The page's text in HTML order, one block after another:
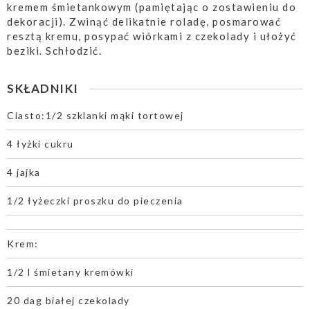
kremem śmietankowym (pamiętając o zostawieniu do
dekoracji). Zwinąć delikatnie roladę, posmarować
resztą kremu, posypać wiórkami z czekolady i ułożyć
beziki. Schłodzić.
SKŁADNIKI
Ciasto:1/2 szklanki mąki tortowej
4 łyżki cukru
4 jajka
1/2 łyżeczki proszku do pieczenia
Krem:
1/2 l śmietany kremówki
20 dag białej czekolady